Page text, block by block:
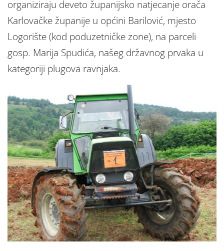
organiziraju deveto županijsko natjecanje orača
Karlovačke županije u općini Barilović, mjesto
Logorište (kod poduzetničke zone), na parceli
gosp. Marija Spudića, našeg državnog prvaka u
kategoriji plugova ravnjaka.